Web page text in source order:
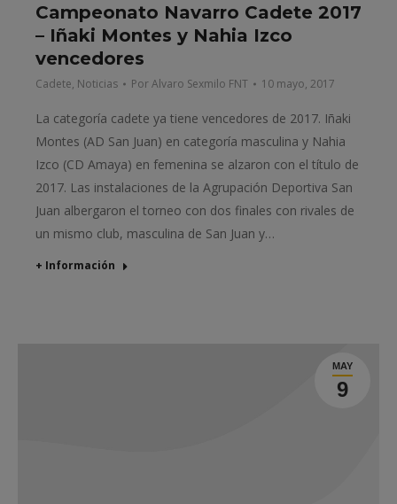
Campeonato Navarro Cadete 2017
– Iñaki Montes y Nahia Izco
vencedores
Cadete, Noticias PorAlvaro Sexmilo FNT 10 mayo, 2017
La categoría cadete ya tiene vencedores de 2017. Iñaki
Montes (AD San Juan) en categoría masculina y Nahia
Izco (CD Amaya) en femenina se alzaron con el título de
2017. Las instalaciones de la Agrupación Deportiva San
Juan albergaron el torneo con dos finales con rivales de
un mismo club, masculina de San Juan y…
+ Información
MAY
9